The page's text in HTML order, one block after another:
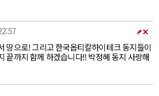
땅으로! 그리고 한국옵티칼하이테크 동지들이
끝까지 함께 하겠습니다!! 박정혜 동지 사랑해